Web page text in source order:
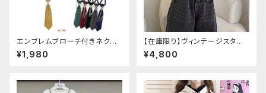
エンブレムブローチ付きネクタ
イ(イエロー)
¥1,980
【在庫限り】ヴィンテージスタイ
ルバックルベルトシャツ
¥4,800